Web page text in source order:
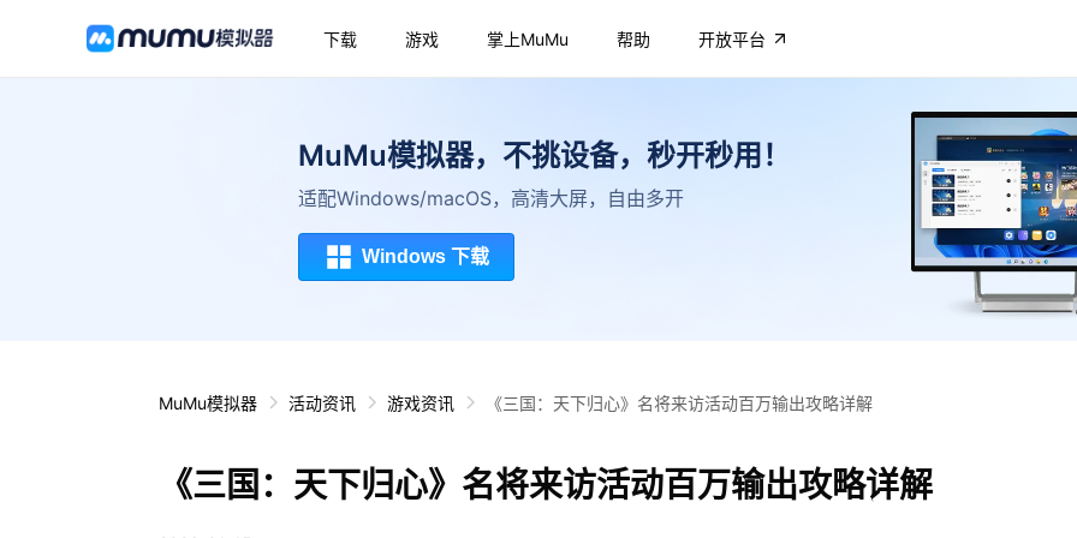
下载 游戏 掌上MuMu 帮助 开放平台
MuMu模拟器，不挑设备，秒开秒用！
适配Windows/macOS，高清大屏，自由多开
Windows 下载
MuMu模拟器 活动资讯 游戏资讯 《三国：天下归心》名将来访活动百万输出攻略详解
《三国：天下归心》名将来访活动百万输出攻略详解